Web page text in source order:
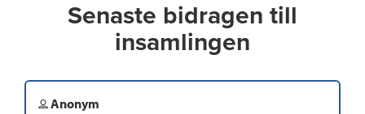
Senaste bidragen till
insamlingen
Anonym